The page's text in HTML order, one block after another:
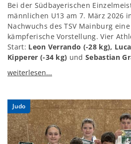
Bei der Südbayerischen
männlichen U13 am 7. März 2026
Nachwuchs des TSV Mainburg
kämpferische Vorstellung. Vier
Start: Leon Verrando (-28 kg),
Kipperer (-34 kg) undSebastian
Judo